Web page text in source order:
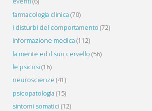
farmacologia clinica (70)
i disturbi del comportamento (72)
informazione medica (112)
la mente ed il suo cervello (56)
le psicosi (16)
neuroscienze (41)
psicopatologia (15)
sintomi somatici (12)